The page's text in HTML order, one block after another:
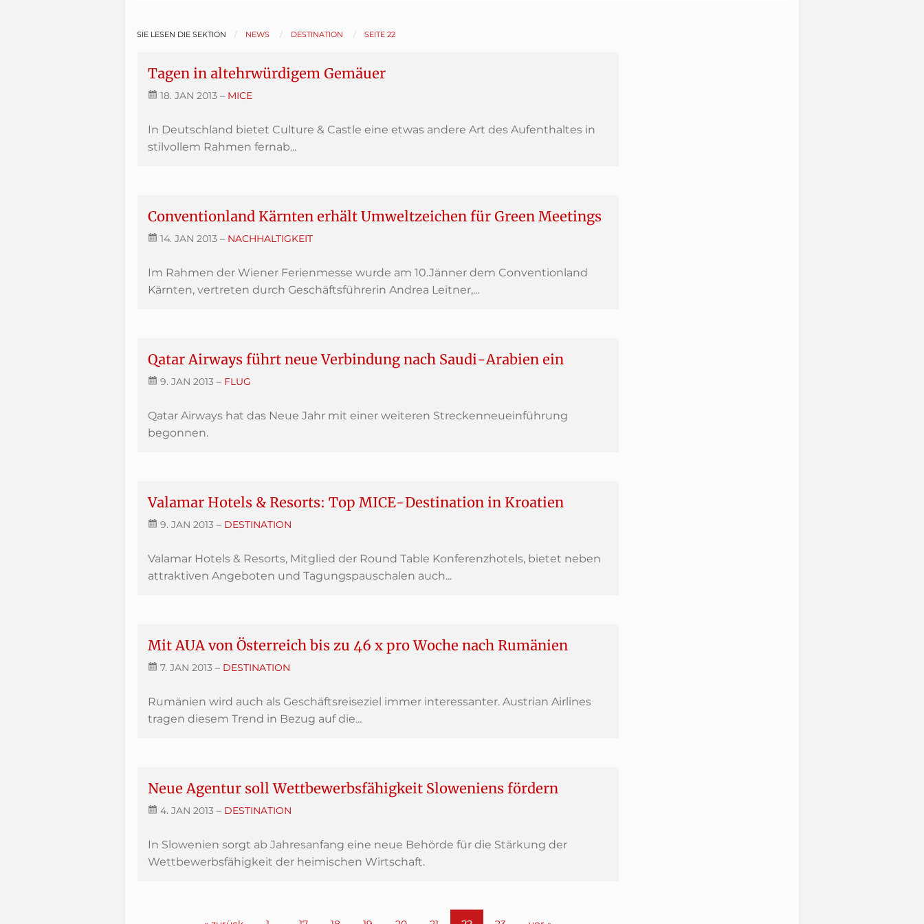
SIE LESEN DIE SEKTION NEWS DESTINATION SEITE 22
Tagen in altehrwürdigem Gemäuer
18. JAN 2013 – MICE
In Deutschland bietet Culture & Castle eine etwas andere Art des Aufenthaltes in
stilvollem Rahmen fernab...
Conventionland Kärnten erhält Umweltzeichen für Green Meetings
14. JAN 2013 – NACHHALTIGKEIT
Im Rahmen der Wiener Ferienmesse wurde am 10.Jänner dem Conventionland
Kärnten, vertreten durch Geschäftsführerin Andrea Leitner,...
Qatar Airways führt neue Verbindung nach Saudi-Arabien ein
9. JAN 2013 – FLUG
Qatar Airways hat das Neue Jahr mit einer weiteren Streckenneueinführung
begonnen.
Valamar Hotels & Resorts: Top MICE-Destination in Kroatien
9. JAN 2013 – DESTINATION
Valamar Hotels & Resorts, Mitglied der Round Table Konferenzhotels, bietet neben
attraktiven Angeboten und Tagungspauschalen auch...
Mit AUA von Österreich bis zu 46 x pro Woche nach Rumänien
7. JAN 2013 – DESTINATION
Rumänien wird auch als Geschäftsreiseziel immer interessanter. Austrian Airlines
tragen diesem Trend in Bezug auf die...
Neue Agentur soll Wettbewerbsfähigkeit Sloweniens fördern
4. JAN 2013 – DESTINATION
In Slowenien sorgt ab Jahresanfang eine neue Behörde für die Stärkung der
Wettbewerbsfähigkeit der heimischen Wirtschaft.